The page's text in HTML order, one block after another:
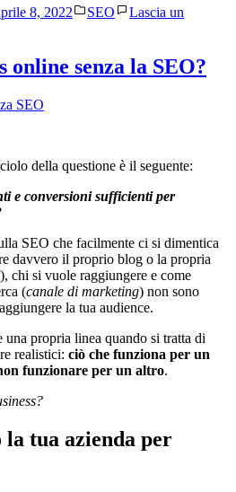
8, 2022
Pubblicato
SEO
Lascia un
online senza la SEO?
della questione è il seguente:
e conversioni sufficienti per
SEO che facilmente ci si dimentica
davvero il proprio blog o la propria
), chi si vuole raggiungere e come
(canale di marketing) non sono
la tua audience.
una propria linea quando si tratta di
realistici: ciò che funziona per un
funzionare per un altro.
la tua azienda per